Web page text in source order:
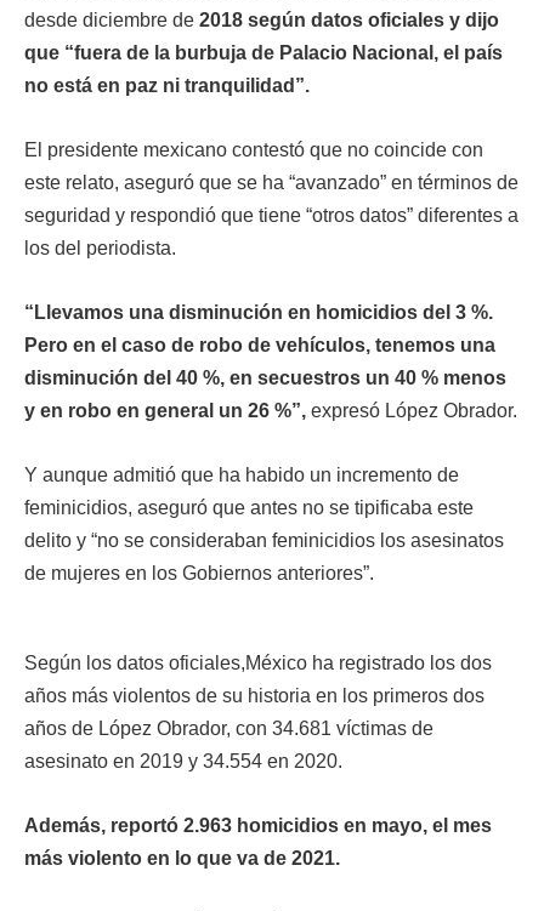
desde diciembre de 2018 según datos oficiales y dijo
que “fuera de la burbuja de Palacio Nacional, el país
no está en paz ni tranquilidad”.
El presidente mexicano contestó que no coincide con
este relato, aseguró que se ha “avanzado” en términos de
seguridad y respondió que tiene “otros datos” diferentes a
los del periodista.
“Llevamos una disminución en homicidios del 3 %.
Pero en el caso de robo de vehículos, tenemos una
disminución del 40 %, en secuestros un 40 % menos
y en robo en general un 26 %”, expresó López Obrador.
Y aunque admitió que ha habido un incremento de
feminicidios, aseguró que antes no se tipificaba este
delito y “no se consideraban feminicidios los asesinatos
de mujeres en los Gobiernos anteriores”.
Según los datos oficiales,México ha registrado los dos
años más violentos de su historia en los primeros dos
años de López Obrador, con 34.681 víctimas de
asesinato en 2019 y 34.554 en 2020.
Además, reportó 2.963 homicidios en mayo, el mes
más violento en lo que va de 2021.